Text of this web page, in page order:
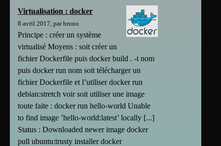
Virtualisation : docker
8 avril 2017, par bruno
Principe : créer un système
virtualisé Moyens : soit créer un
fichier Dockerfile puis docker build . -t nom
puis docker run nom soit télécharger un
fichier Dockerfile et l’utiliser docker run
debian:stretch voir soit utiliser une image
toute faite : docker run hello-world Unable
to find image ’hello-world:latest’ locally [...]
Status : Downloaded newer image docker
pull ubuntu:trusty installer docker